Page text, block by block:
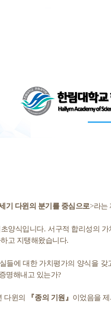
기 다윈의 분기를 중심으로>라는
양식입니다.서구적 합리성의
고 지탱해왔습니다.
들에 대한 가치평가의 양식을
명해내고 있는가?
다윈의 『종의 기원 』 이었음을